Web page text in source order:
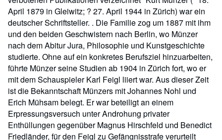
April 1879 in Gleiwitz; ? 27. April 1944 in Zürich) war ein
deutscher Schriftsteller. . Die Familie zog um 1887 mit ihm
und den beiden Geschwistern nach Berlin, wo Münzer
nach dem Abitur Jura, Philosophie und Kunstgeschichte
studierte. Ohne auf ein konkretes Berufsziel hinzuarbeiten,
führte Münzer seine Studien ab 1904 in Zürich fort, wo er
mit dem Schauspieler Karl Feigl liiert war. Aus dieser Zeit
ist die Bekanntschaft Münzers mit Johannes Nohl und
Erich Mühsam belegt. Er war beteiligt an einem
Erpressungsversuch unter Androhung privater
Enthüllungen gegenüber Magnus Hirschfeld und Benedict
Friedländer, für den Feigl zu Gefängnisstrafe verurteilt